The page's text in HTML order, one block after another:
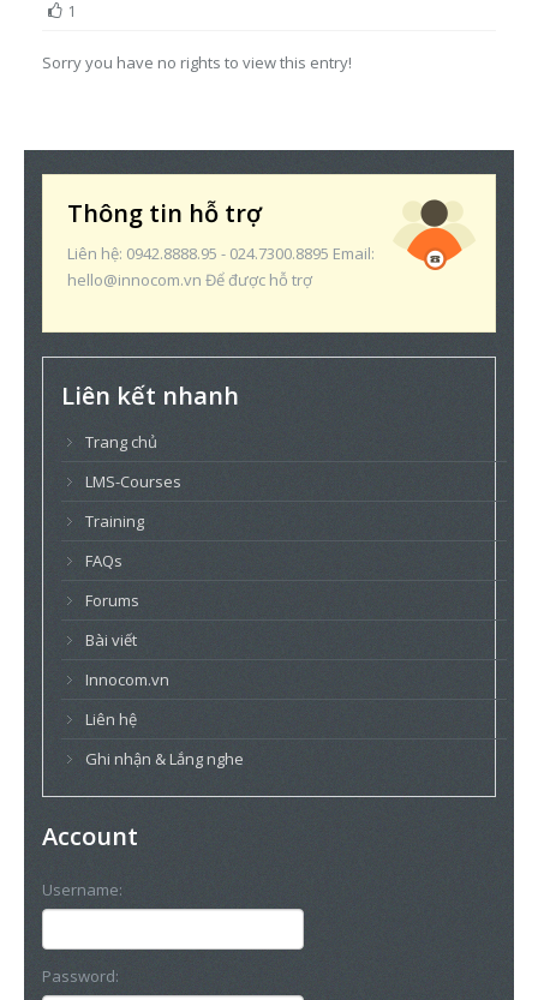
1
Sorry you have no rights to view this entry!
Thông tin hỗ trợ
Liên hệ: 0942.8888.95 - 024.7300.8895 Email:
hello@innocom.vn Để được hỗ trợ
Liên kết nhanh
Trang chủ
LMS-Courses
Training
FAQs
Forums
Bài viết
Innocom.vn
Liên hệ
Ghi nhận & Lắng nghe
Account
Username:
Password: